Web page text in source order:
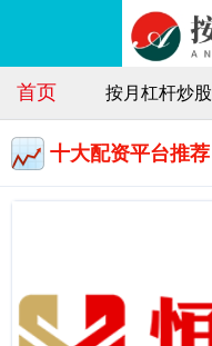
首页 按月杠杆炒股
十大配资平台推荐